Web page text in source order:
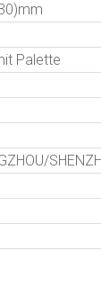
Palette